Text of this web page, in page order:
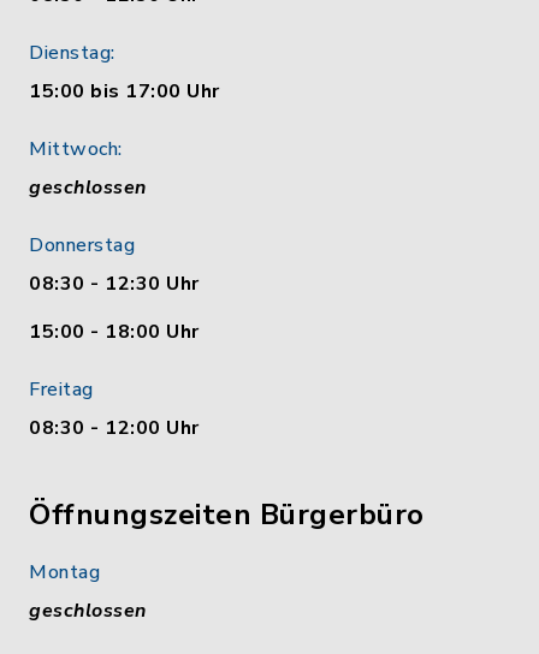
Dienstag:
15:00 bis 17:00 Uhr
Mittwoch:
geschlossen
Donnerstag
08:30 - 12:30 Uhr
15:00 - 18:00 Uhr
Freitag
08:30 - 12:00 Uhr
Öffnungszeiten Bürgerbüro
Montag
geschlossen